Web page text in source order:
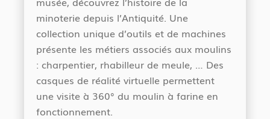
minoterie depuis l’Antiquité. Une
collection unique d’outils et de machines
présente les métiers associés aux moulins
: charpentier, rhabilleur de meule, … Des
casques de réalité virtuelle permettent
une visite à 360° du moulin à farine en
fonctionnement.